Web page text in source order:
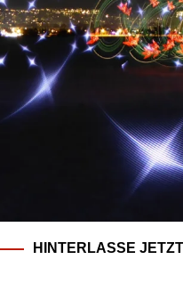
HINTERLASSE